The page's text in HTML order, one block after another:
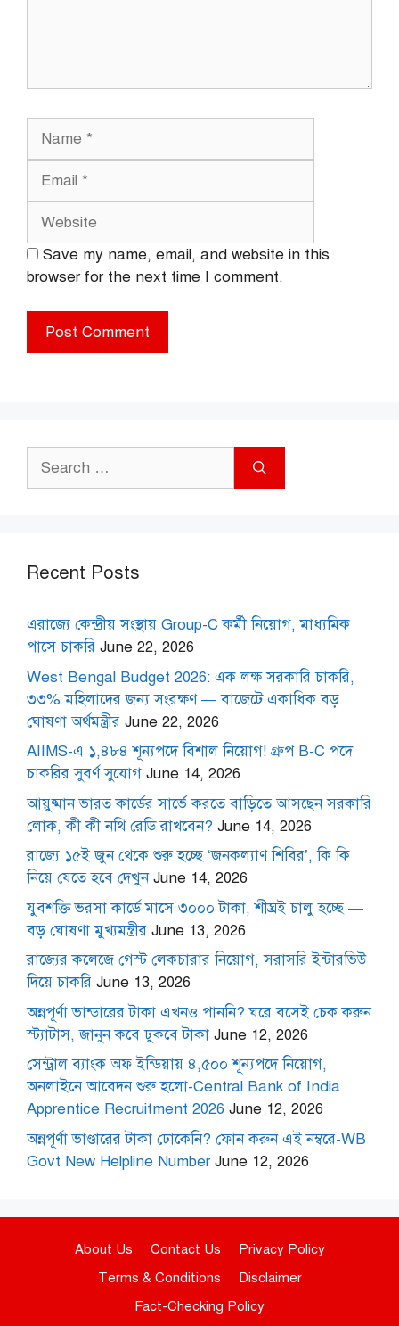
Name
Save my name, email, and website in this
browser for the next time I comment.
Search
Recent Posts
এরাজ্যে কেন্দ্রীয় সংস্থায় Group-C কর্মী নিয়োগ, মাধ্যমিক
পাসে চাকরি June 22, 2026
West Bengal Budget 2026: এক লক্ষ সরকারি চাকরি,
৩৩% মহিলাদের জন্য সংরক্ষণ — বাজেটে একাধিক বড়
ঘোষণা অর্থমন্ত্রীর June 22, 2026
AIIMS-এ ১,৪৮৪ শূন্যপদে বিশাল নিয়োগ! গ্রুপ B-C পদে
চাকরির সুবর্ণ সুযোগ June 14, 2026
আয়ুষ্মান ভারত কার্ডের সার্ভে করতে বাড়িতে আসছেন সরকারি
লোক, কী কী নথি রেডি রাখবেন? June 14, 2026
রাজ্যে ১৫ই জুন থেকে শুরু হচ্ছে ‘জনকল্যাণ শিবির’, কি কি
নিয়ে যেতে হবে দেখুন June 14, 2026
যুবশক্তি ভরসা কার্ডে মাসে ৩০০০ টাকা, শীঘ্রই চালু হচ্ছে —
বড় ঘোষণা মুখ্যমন্ত্রীর June 13, 2026
রাজ্যের কলেজে গেস্ট লেকচারার নিয়োগ, সরাসরি ইন্টারভিউ
দিয়ে চাকরি June 13, 2026
অন্নপূর্ণা ভান্ডারের টাকা এখনও পাননি? ঘরে বসেই চেক করুন
স্ট্যাটাস, জানুন কবে ঢুকবে টাকা June 12, 2026
সেন্ট্রাল ব্যাংক অফ ইন্ডিয়ায় ৪,৫০০ শূন্যপদে নিয়োগ,
অনলাইনে আবেদন শুরু হলো-Central Bank of India
Apprentice Recruitment 2026 June 12, 2026
অন্নপূর্ণা ভাণ্ডারের টাকা ঢোকেনি? ফোন করুন এই নম্বরে-WB
Govt New Helpline Number June 12, 2026
About Us Contact Us
Privacy Policy
Terms & Conditions
Disclaimer
Fact-Checking Policy